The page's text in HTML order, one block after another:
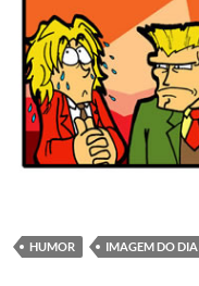
HUMOR IMAGEM DO DIA